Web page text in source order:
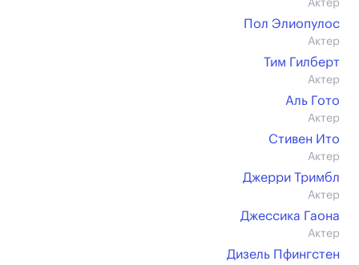
Актер
Пол Элиопулос
Актер
Тим Гилберт
Актер
Аль Гото
Актер
Стивен Ито
Актер
Джерри Тримбл
Актер
Джессика Гаона
Актер
Дизель Пфингстен